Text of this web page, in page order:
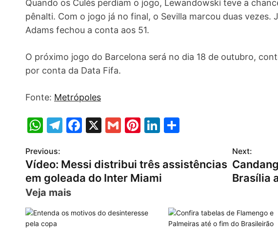
Quando os Culés perdiam o jogo, Lewandowski teve a
pênalti. Com o jogo já no final, o Sevilla marcou duas
Adams fechou a conta aos 51.
O próximo jogo do Barcelona será no dia 18 de outubro,
por conta da Data Fifa.
Fonte: Metrópoles
W
at
s
A
p
T
e
gr
a
m
F
c
e
b
o
X
G
ai
l
Pi
er
e
st
Li
e
dI
n
ar
e
P
o
s
t
n
Previous:
Vídeo: Messi distribui três assistências
em goleada do Inter Miami
Next:
Brasília
Veja mais